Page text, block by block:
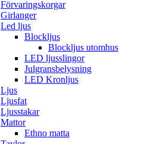
Förvaringskorgar
Girlanger
Led ljus
Blockljus
Blockljus utomhus
LED ljusslingor
Julgransbelysning
LED Kronljus
Ljus
Ljusfat
Ljusstakar
Mattor
Ethno matta